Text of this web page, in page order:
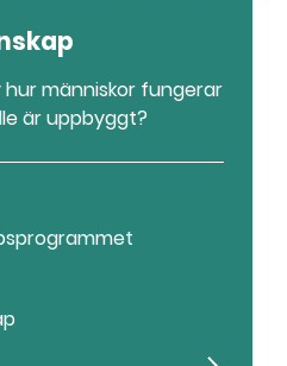
människor fungerar
är uppbyggt?